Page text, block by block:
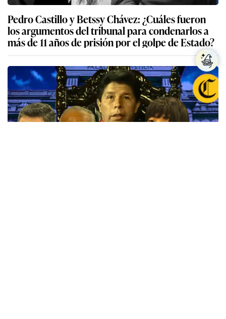
Pedro Castillo y Betssy Chávez: ¿Cuáles fueron
los argumentos del tribunal para condenarlos a
más de 11 años de prisión por el golpe de Estado?